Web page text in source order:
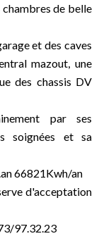
de belle
et des caves
mazout, une
des chassis DV
par ses
soignées et sa
66821Kwh/an
d'acceptation
97.32.23